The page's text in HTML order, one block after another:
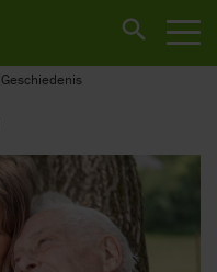
Geschiedenis